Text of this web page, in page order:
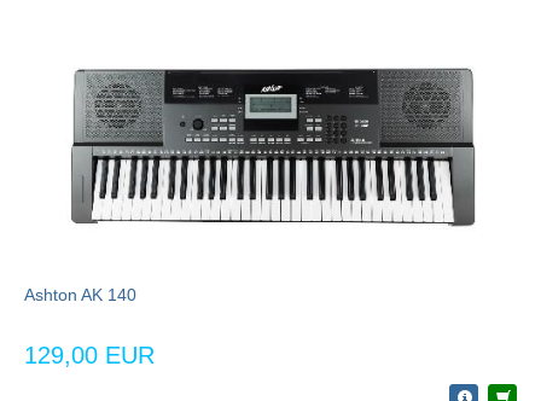
Ashton AK 140
129,00 EUR